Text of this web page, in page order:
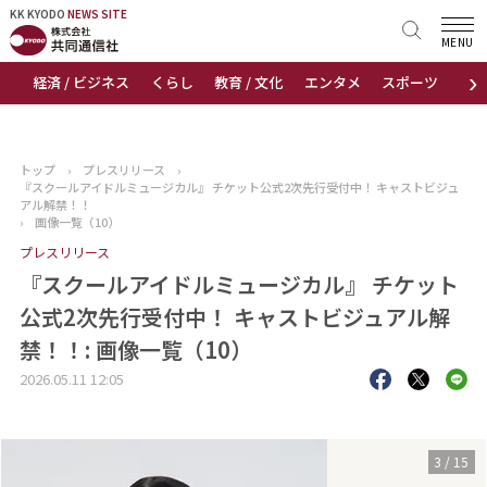
KK KYODO NEWS SITE
›
経済 / ビジネス くらし 教育 / 文化 エンタメ スポーツ 地域
MENU
KK KYODONEWS SITE
トップページ
ニュース
おすすめコンテンツ
出版物
会社概要
トップ › プレスリリース
›
『スクールアイドルミュージカル』 チケット公式2次先行受付中！ キャストビジュ
アル解禁！！
›
画像一覧（10）
プレスリリース
『スクールアイドルミュージカル』 チケット
公式2次先行受付中！ キャストビジュアル解
禁！！: 画像一覧（10）
2026.05.11 12:05
3 / 15